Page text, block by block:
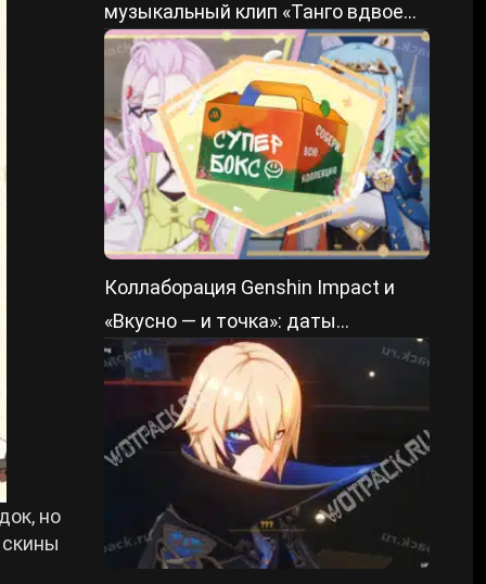
но
музыкальный клип «Танго вдвоем»
из ZZZ
Коллаборация Genshin Impact и
«Вкусно — и точка»: даты
проведения и призы